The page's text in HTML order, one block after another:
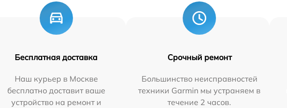
Бесплатная доставка
Наш курьер в Москве
бесплатно доставит ваше
устройство на ремонт и
Срочный ремонт
Большинство неисправностей
техники Garmin мы устраняем в
течение 2 часов.